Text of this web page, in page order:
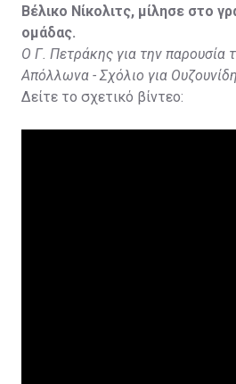
Βέλικο Νίκολιτς, μίλησε στο
ομάδας.
Ο Γ. Πετράκης για την παρουσία
Απόλλωνα - Σχόλιο για Ουζουνίδη
Δείτε το σχετικό βίντεο: